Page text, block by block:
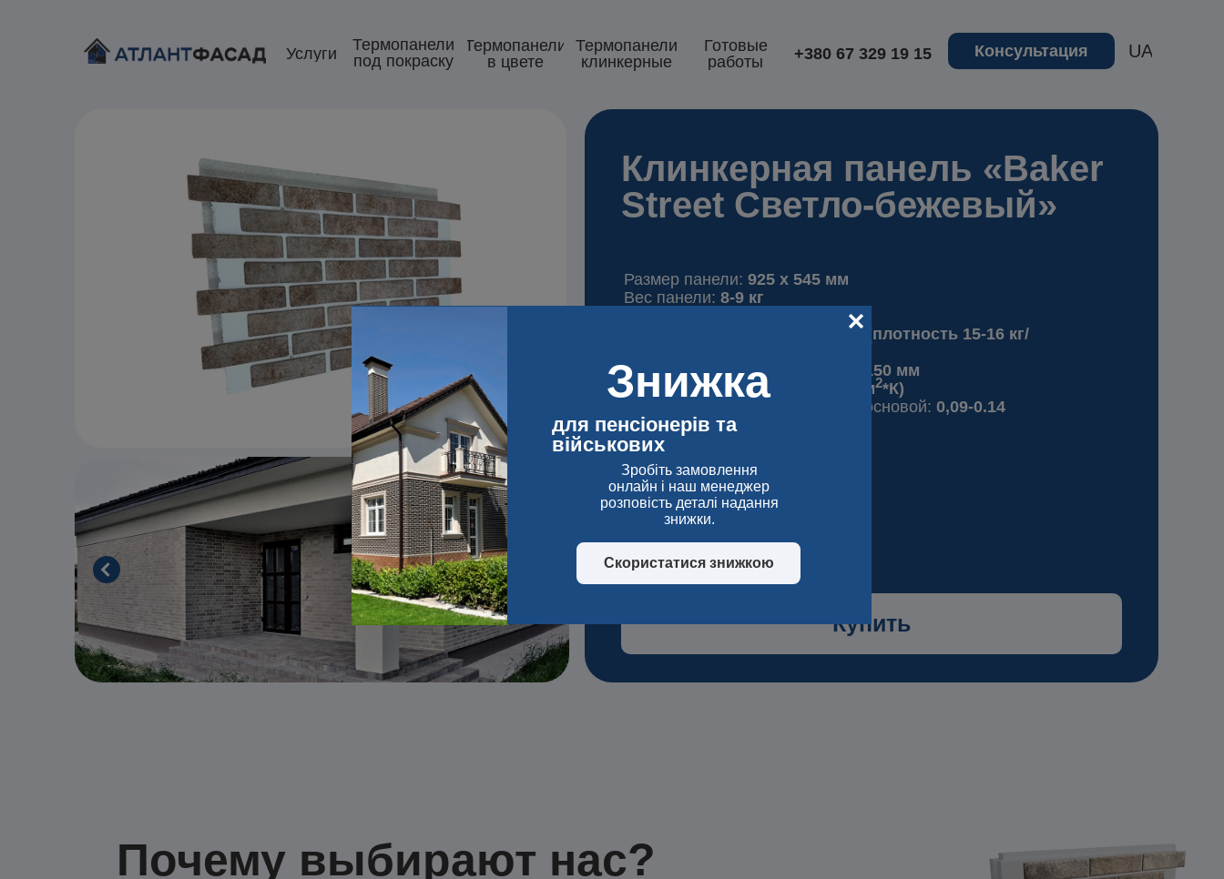
Услуги
Термопанели
под покраску
Термопанели
в цвете
Термопанели
клинкерные
Готовые
работы
+380 67 329 19 15 Консультация UA
Клинкерная панель «Baker
Street Светло-бежевый»
Купить
Цена от 1100 грн/
м²
Размер панели: 925 x 545 мм
Вес панели: 8-9 кг
пенопласт EPS80 (плотность 15-16 кг/
Толщина утеплителя:
от 50 до 150 мм
Теплопроводимость:
0.037 Вт/(м2*К)
Прочность сцепления плитки с основой: 0,09-0.14
Мпа
Почему выбирают нас?
Знижка
для пенсіонерів та
військових
Скористатися знижкою
Зробіть замовлення
онлайн і наш менеджер
розповість деталі надання
знижки.